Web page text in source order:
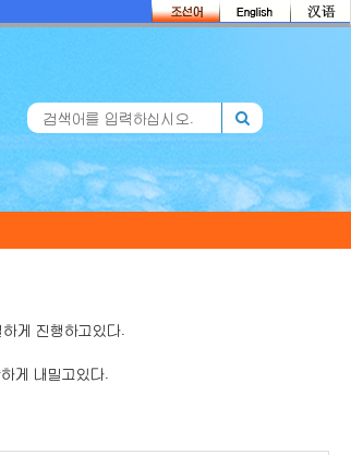
게 진행하고있다.
게 내밀고있다.